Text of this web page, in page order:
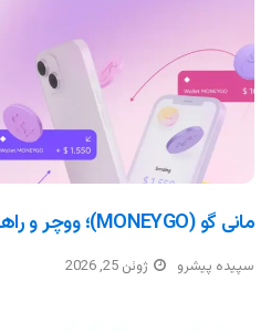
مانی گو (MONEYGO)؛ ووچر و راهکار پرداخت ارزی
سپیده پیشرو ژوئن 25, 2026